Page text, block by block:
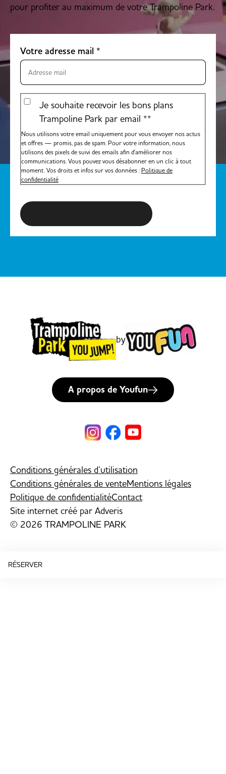
pour profiter au maximum de votre Trampoline Park.
Votre adresse mail *
Je souhaite recevoir les bons plans
Trampoline Park par email **
Nous utilisons votre email uniquement pour vous envoyer nos actus
et offres — promis, pas de spam. Pour votre information, nous
utilisons des pixels de suivi des emails afin d'améliorer nos
communications. Vous pouvez vous désabonner en un clic à tout
moment. Vos droits et infos sur vos données : Politique de
confidentialité
by
A propos de Youfun
Conditions générales d’utilisation
Conditions générales de venteMentions légales
Politique de confidentialitéContact
Site internet créé par Adveris
© 2026 TRAMPOLINE PARK
RÉSERVER